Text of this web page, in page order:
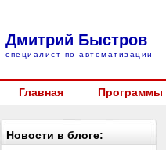
Дмитрий Быстров
специалист по автоматизации
Главная Программы
Новости в блоге: